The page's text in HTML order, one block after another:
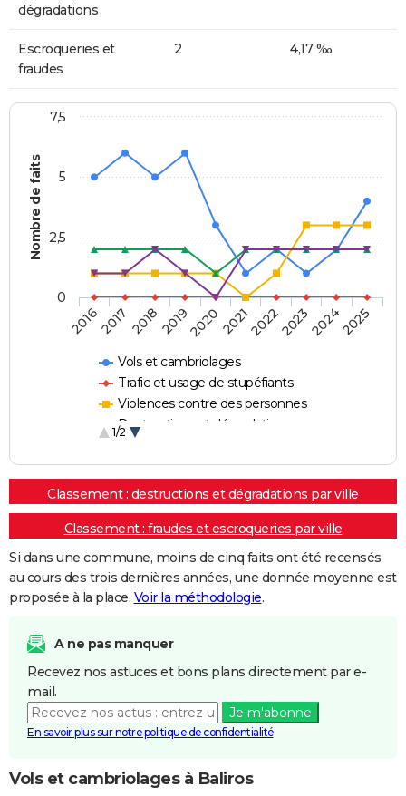
dégradations
Escroqueries et
fraudes
2 4,17 ‰
Nombre de faits
Vols et cambriolages
Trafic et usage de stupéfiants
Violences contre des personnes
Destructions et dégradations
1/2
20162017 20182019202020212022202320242025
0
2,5
5
7,5
Classement : destructions et dégradations par ville
Classement : fraudes et escroqueries par ville
Si dans une commune, moins de cinq faits ont été recensés
au cours des trois dernières années, une donnée moyenne est
proposée à la place. Voir la méthodologie.
A ne pas manquer
Recevez nos astuces et bons plans directement par e-
mail.
Je m'abonne
En savoir plus sur notre politique de confidentialité
Vols et cambriolages à Baliros